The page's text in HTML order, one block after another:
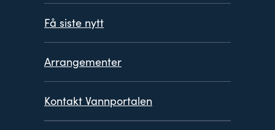
Få siste nytt
Arrangementer
Kontakt Vannportalen